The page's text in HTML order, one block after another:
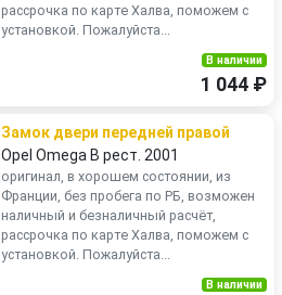
рассрочка по карте Халва, поможем с
установкой. Пожалуйста...
В наличии
1 044 ₽
Замок двери передней правой
Opel Omega B рест. 2001
оригинал, в хорошем состоянии, из
Франции, без пробега по РБ, возможен
наличный и безналичный расчёт,
рассрочка по карте Халва, поможем с
установкой. Пожалуйста...
В наличии